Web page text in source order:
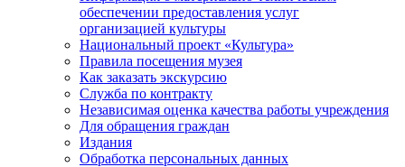
обеспечении предоставления услуг
организацией культуры
Национальный проект «Культура»
Правила посещения музея
Как заказать экскурсию
Служба по контракту
Независимая оценка качества работы учреждения
Для обращения граждан
Издания
Обработка персональных данных